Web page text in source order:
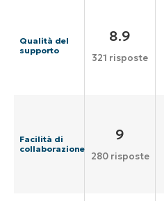
Qualità del
supporto
8.9
321 risposte
Facilità di
collaborazione
9
280 risposte